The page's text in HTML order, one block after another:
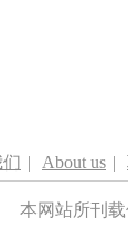
| About us |
本网站所刊